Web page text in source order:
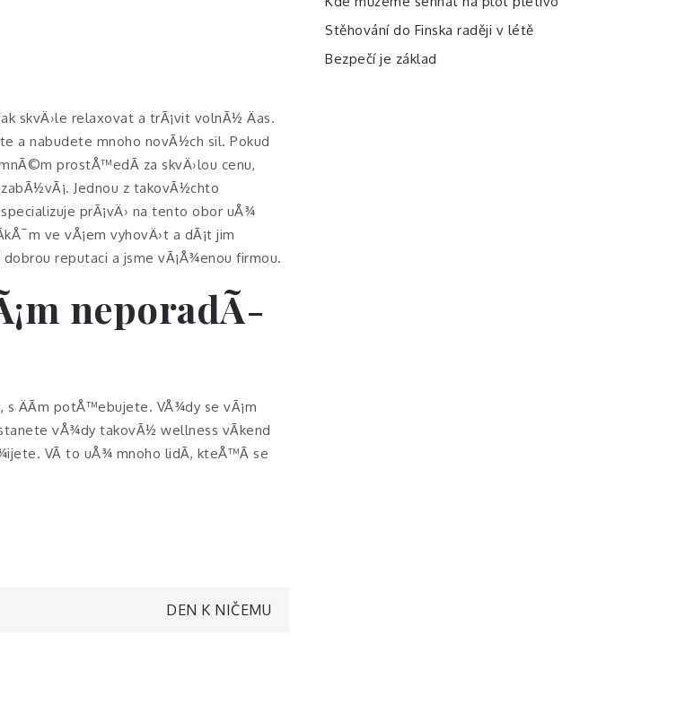
skvÄ›le relaxovat a trÃ¡vit volnÃ½ Äas.
a nabudete mnoho novÃ½ch sil. Pokud
prostÅ™edÃ­ za skvÄ›lou cenu,
Jednou z takovÃ½chto
prÃ¡vÄ› na tento obor uÅ¾
ve vÅ¡em vyhovÄ›t a dÃ¡t jim
reputaci a jsme vÃ¡Å¾enou firmou.
neporadÃ­
s ÄÃ­m potÅ™ebujete. VÅ¾dy se vÃ¡m
vÅ¾dy takovÃ½ wellness vÃ­kend
VÃ­ to uÅ¾ mnoho lidÃ­, kteÅ™Ã­ se
DEN K NIČEMU
Stěhování do Finska raději v létě
Bezpečí je základ